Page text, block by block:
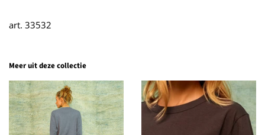
art. 33532
Meer uit deze collectie